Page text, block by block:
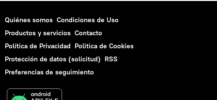
Quiénes somos Condiciones de Uso
Productos y servicios Contacto
Política de Privacidad Politica de Cookies
Protección de datos (solicitud) RSS
Preferencias de seguimiento